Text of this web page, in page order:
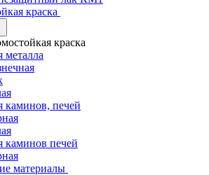
краска
краска
металла
каминов, печей
каминов печей
материалы